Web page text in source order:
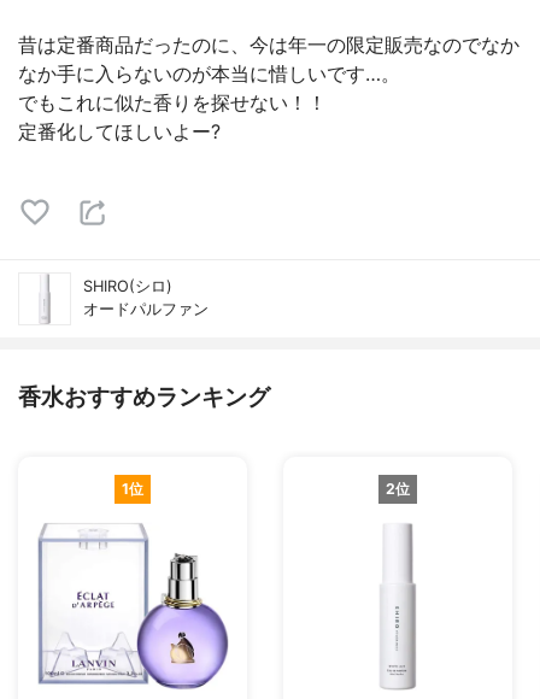
昔は定番商品だったのに、今は年一の限定販売なのでなか
なか手に入らないのが本当に惜しいです…。
でもこれに似た香りを探せない！！
定番化してほしいよー?
SHIRO(シロ)
オードパルファン
香水おすすめランキング
1位 2位